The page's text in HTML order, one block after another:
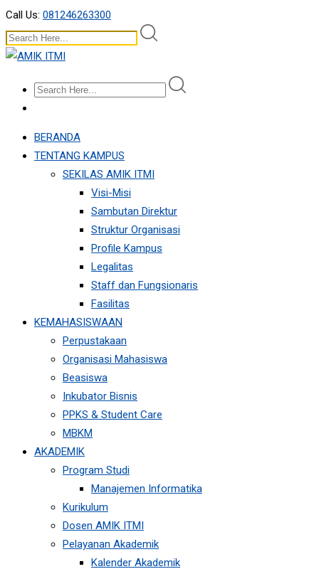
Call Us: 081246263300
BERANDA
TENTANG KAMPUS
SEKILAS AMIK ITMI
Visi-Misi
Sambutan Direktur
Struktur Organisasi
Profile Kampus
Legalitas
Staff dan Fungsionaris
Fasilitas
KEMAHASISWAAN
Perpustakaan
Organisasi Mahasiswa
Beasiswa
Inkubator Bisnis
PPKS & Student Care
MBKM
AKADEMIK
Program Studi
Manajemen Informatika
Kurikulum
Dosen AMIK ITMI
Pelayanan Akademik
Kalender Akademik